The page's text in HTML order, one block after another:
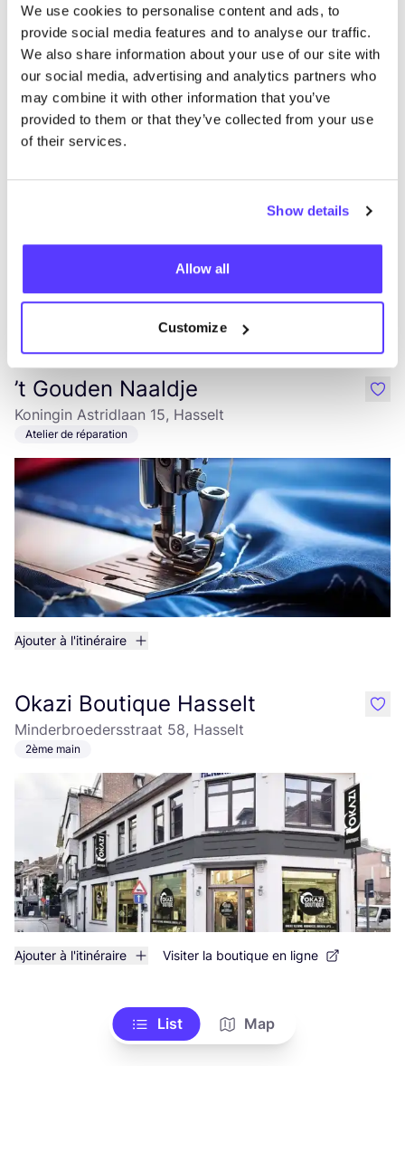
We use cookies to personalise content and ads, to
provide social media features and to analyse our traffic.
We also share information about your use of our site with
our social media, advertising and analytics partners who
may combine it with other information that you’ve
provided to them or that they’ve collected from your use
of their services.
Show details
Allow all
Customize
Ajouter à l'itinéraire Visiter la boutique en ligne
KNAP Concept
Dokter Willemsstraat 30, Hasselt
2ème main Vêtements +2
Visiter la boutique en ligne
’t Gouden Naaldje
Koningin Astridlaan 15, Hasselt
Atelier de réparation
Ajouter à l'itinéraire
like
Okazi Boutique Hasselt
Minderbroedersstraat 58, Hasselt
2ème main
Ajouter à l'itinéraire Visiter la boutique en ligne
like
List Map